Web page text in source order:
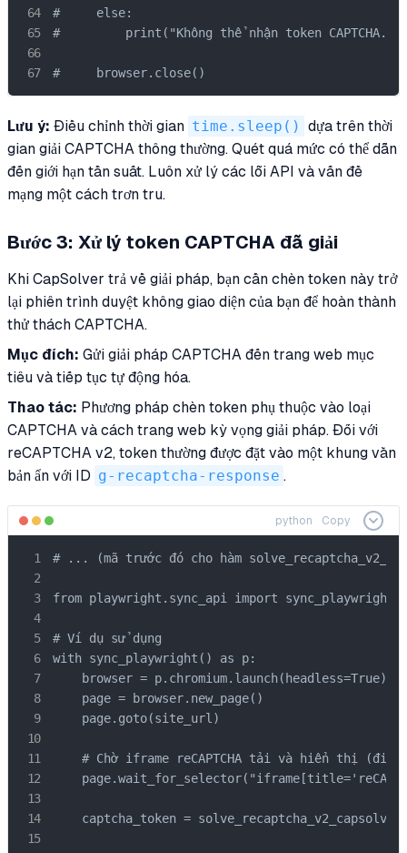
#     else:
#         print("Không thể nhận token CAPTCHA.")
#     browser.close()
Lưu ý: Điều chỉnh thời gian time.sleep() dựa trên thời
gian giải CAPTCHA thông thường. Quét quá mức có thể dẫn
đến giới hạn tần suất. Luôn xử lý các lỗi API và vấn đề
mạng một cách trơn tru.
Bước 3: Xử lý token CAPTCHA đã giải
Khi CapSolver trả về giải pháp, bạn cần chèn token này trở
lại phiên trình duyệt không giao diện của bạn để hoàn thành
thử thách CAPTCHA.
Mục đích: Gửi giải pháp CAPTCHA đến trang web mục
tiêu và tiếp tục tự động hóa.
Thao tác: Phương pháp chèn token phụ thuộc vào loại
CAPTCHA và cách trang web kỳ vọng giải pháp. Đối với
reCAPTCHA v2, token thường được đặt vào một khung văn
bản ẩn với ID g-recaptcha-response .
python Copy
# ... (mã trước đó cho hàm
from playwright.sync_api import sync_playwright
# Ví dụ sử dụng
with sync_playwright() as p:
    browser = p.chromium.launch(headless=True)
    page = browser.new_page()
    page.goto(site_url)
# Chờ iframe reCAPTCHA tải và hiển thị
captcha_token =